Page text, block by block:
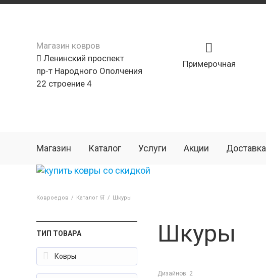
Магазин ковров
Ленинский проспект
пр-т Народного Ополчения
22 строение 4
Примерочная
Магазин Каталог Услуги Акции Доставка
Ковроедов / Каталог 🛒 / Шкуры
Шкуры
Дизайнов: 2
ТИП ТОВАРА
ковры